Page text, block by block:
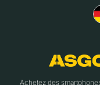
Achetez des